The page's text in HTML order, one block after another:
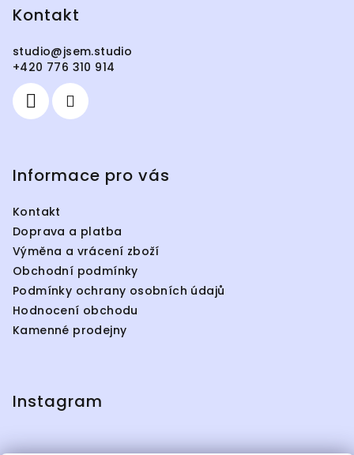
Kontakt
studio@jsem.studio
+420 776 310 914
Informace pro vás
Kontakt
Doprava a platba
Výměna a vrácení zboží
Obchodní podmínky
Podmínky ochrany osobních údajů
Hodnocení obchodu
Kamenné prodejny
Instagram